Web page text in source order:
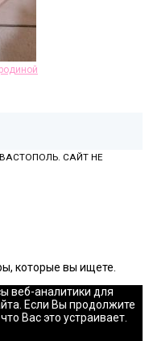
САЙТ НЕ
которые вы ищете.
веб-аналитики для
Если Вы продолжите
Вас это устраивает.